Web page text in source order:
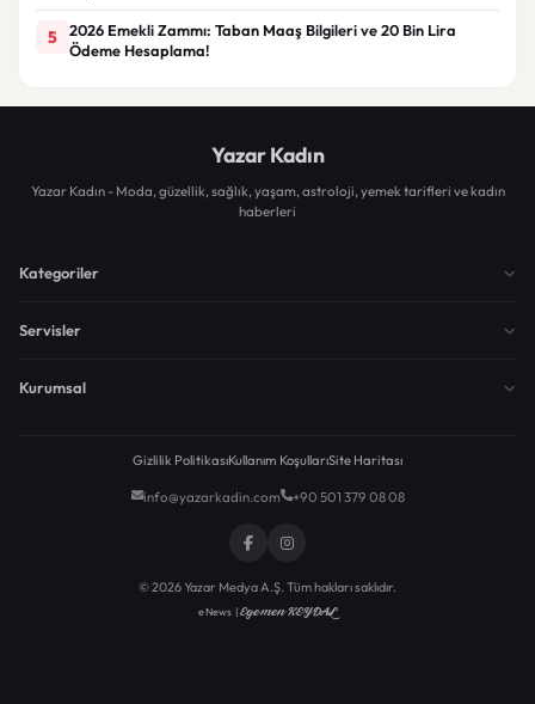
5
2026 Emekli Zammı: Taban Maaş Bilgileri ve 20 Bin Lira
Ödeme Hesaplama!
Yazar Kadın
Yazar Kadın - Moda, güzellik, sağlık, yaşam, astroloji, yemek tarifleri ve kadın
haberleri
Kategoriler
Servisler
Kurumsal
Gizlilik PolitikasıKullanım KoşullarıSite Haritası
info@yazarkadin.com +90 501 379 08 08
© 2026 Yazar Medya A.Ş. Tüm hakları saklıdır.
eNews |Egemen KEYDAL